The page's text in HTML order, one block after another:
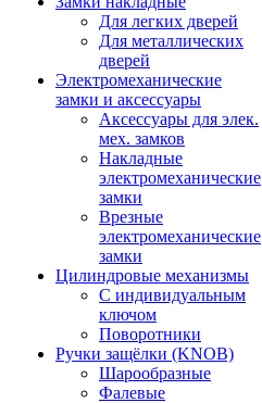
Для легких дверей
Для металлических
дверей
Электромеханические
замки и аксессуары
Аксессуары для элек.
мех. замков
Накладные
электромеханические
замки
Врезные
электромеханические
замки
Цилиндровые механизмы
С индивидуальным
ключом
Поворотники
Ручки защёлки (KNOB)
Шарообразные
Фалевые